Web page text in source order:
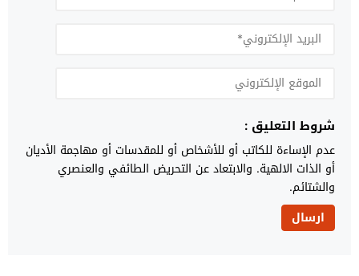
شروط التعليق :
عدم الإساءة للكاتب أو للأشخاص أو للمقدسات أو مهاجمة الأديان
أو الذات الالهية. والابتعاد عن التحريض الطائفي والعنصري
والشتائم.